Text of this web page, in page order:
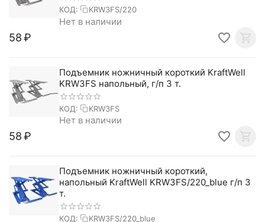
КОД: KRW3FS/220
Нет в наличии
‍58‍ ₽
Подъемник ножничный короткий KraftWell
KRW3FS напольный, г/п 3 т.
КОД: KRW3FS
Нет в наличии
‍58‍ ₽
Подъемник ножничный короткий,
напольный KraftWell KRW3FS/220_blue г/п 3
т.
КОД: KRW3FS/220_blue